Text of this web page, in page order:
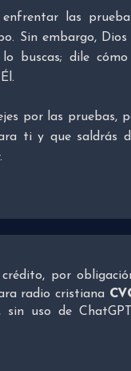
las
Sin embargo,
buscas; dile
por las pruebas,
ti y que saldrás
crédito, por
radio cristiana
sin uso de